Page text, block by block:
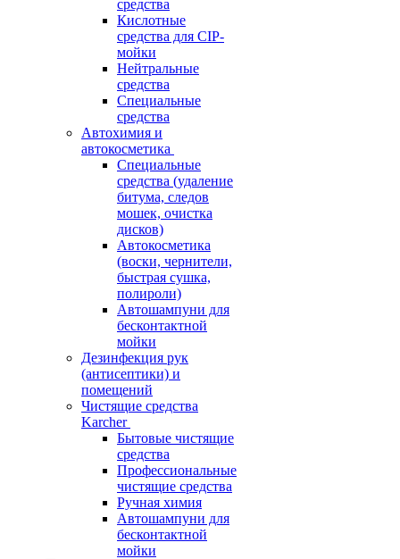
средства
Кислотные
средства для CIP-
мойки
Нейтральные
средства
Специальные
средства
Автохимия и
автокосметика
Специальные
средства (удаление
битума, следов
мошек, очистка
дисков)
Автокосметика
(воски, чернители,
быстрая сушка,
полироли)
Автошампуни для
бесконтактной
мойки
Дезинфекция рук
(антисептики) и
помещений
Чистящие средства
Karcher
Бытовые чистящие
средства
Профессиональные
чистящие средства
Ручная химия
Автошампуни для
бесконтактной
мойки